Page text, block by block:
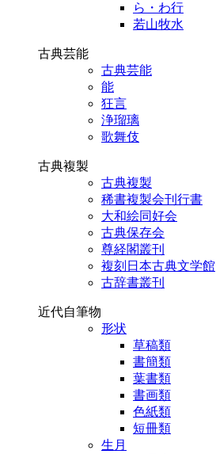
ら・わ行
若山牧水
古典芸能
古典芸能
能
狂言
浄瑠璃
歌舞伎
古典複製
古典複製
稀書複製会刊行書
大和絵同好会
古典保存会
尊経閣叢刊
複刻日本古典文学館
古辞書叢刊
近代自筆物
形状
草稿類
書簡類
葉書類
書画類
色紙類
短冊類
生月